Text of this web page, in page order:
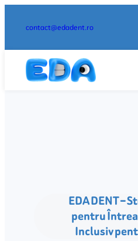
contact@edadent.ro
EDA DENT –
pentru
Inclusiv